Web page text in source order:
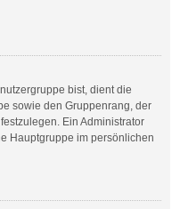
bist, dient die
sowie den Gruppenrang, der
Ein Administrator
Hauptgruppe im persönlichen